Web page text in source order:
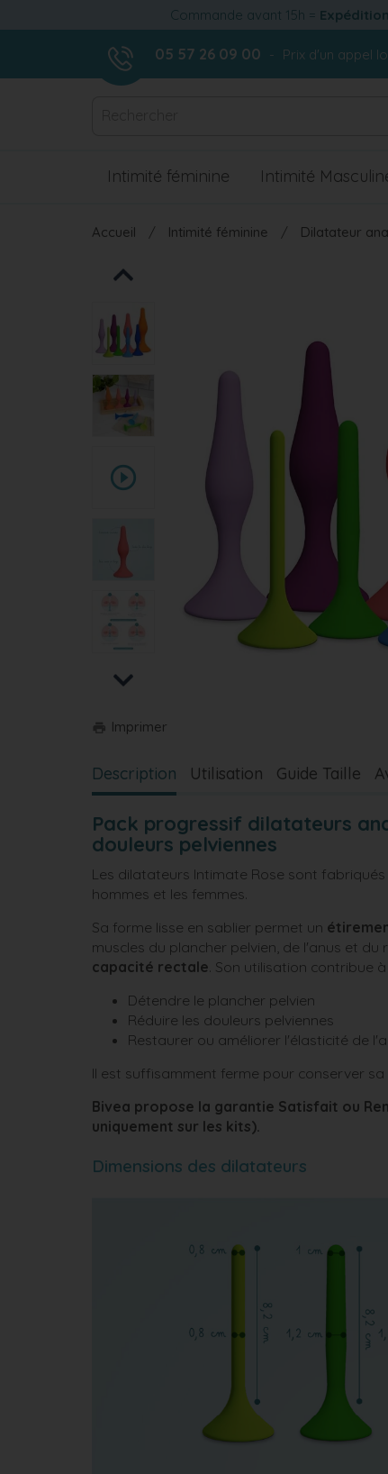
Commande avant 15h =
05 57 26 09 00 - Prix d'un appel
Intimité féminine Intimité
Accueil Intimité féminine Dilatateur
Previous
play_circle_outline
play_circle_outline
Next
print Imprimer
Description Utilisation Guide Taille
Pack progressif dilatateurs
douleurs pelviennes
Les dilatateurs Intimate Rose sont fabriqués
hommes et les femmes.
Sa forme lisse en sablier permet un
muscles du plancher pelvien, de l'anus et
capacité rectale. Son utilisation contribue à
Détendre le plancher pelvien
Réduire les douleurs pelviennes
Restaurer ou améliorer l'élasticité de
Il est suffisamment ferme pour conserver
Bivea propose la garantie Satisfait ou
uniquement sur les kits).
Dimensions des dilatateurs